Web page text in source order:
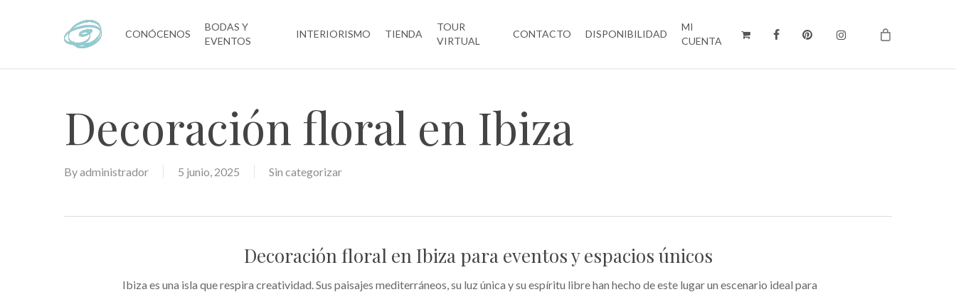
CONÓCENOS
BODAS Y
EVENTOS
INTERIORISMO TIENDA
TOUR
VIRTUAL
CONTACTO DISPONIBILIDAD
MI
CUENTA
Decoración floral en Ibiza
Byadministrador 5 junio, 2025 Sin categorizar
Decoración floral en Ibiza para eventos y espacios únicos
Ibiza es una isla que respira creatividad. Sus paisajes mediterráneos, su luz única y su espíritu libre han hecho de este lugar un escenario ideal para